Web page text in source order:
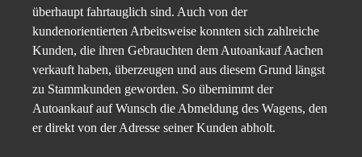
überhaupt fahrtauglich sind. Auch von der
kundenorientierten Arbeitsweise konnten sich zahlreiche
Kunden, die ihren Gebrauchten dem Autoankauf Aachen
verkauft haben, überzeugen und aus diesem Grund längst
zu Stammkunden geworden. So übernimmt der
Autoankauf auf Wunsch die Abmeldung des Wagens, den
er direkt von der Adresse seiner Kunden abholt.